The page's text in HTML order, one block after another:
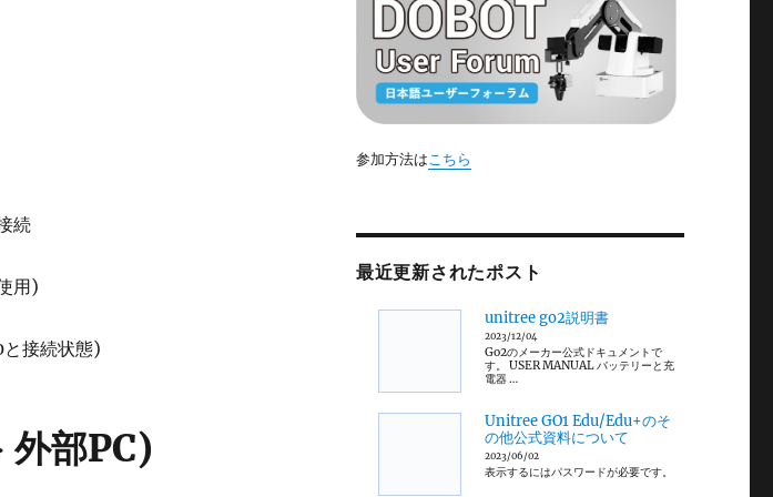
続
用)
接続状態)
部PC)
参加方法はこちら
最近更新されたポスト
unitree go2説明書
2023/12/04
Go2のメーカー公式ドキュメントで
す。 USER MANUAL バッテリーと充
電器 …
Unitree GO1 Edu/Edu+のそ
の他公式資料について
2023/06/02
表示するにはパスワードが必要です。